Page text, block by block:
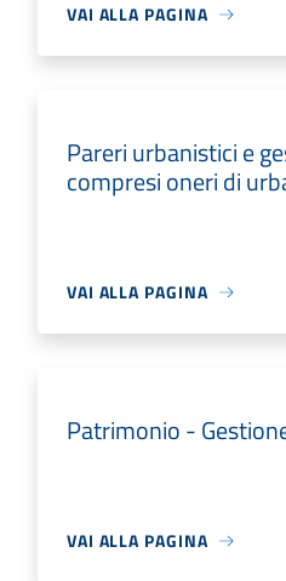
VAI ALLA PAGINA
Pareri urbanistici e
compresi oneri di
VAI ALLA PAGINA
Patrimonio -
VAI ALLA PAGINA